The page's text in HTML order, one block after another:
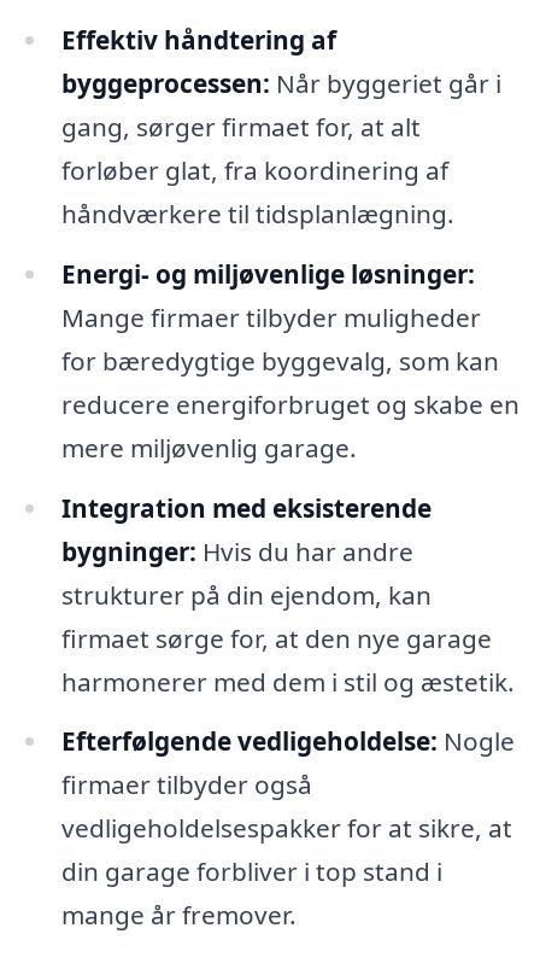
Effektiv håndtering af
byggeprocessen: Når byggeriet går i
gang, sørger firmaet for, at alt
forløber glat, fra koordinering af
håndværkere til tidsplanlægning.
Energi- og miljøvenlige løsninger:
Mange firmaer tilbyder muligheder
for bæredygtige byggevalg, som kan
reducere energiforbruget og skabe en
mere miljøvenlig garage.
Integration med eksisterende
bygninger: Hvis du har andre
strukturer på din ejendom, kan
firmaet sørge for, at den nye garage
harmonerer med dem i stil og æstetik.
Efterfølgende vedligeholdelse: Nogle
firmaer tilbyder også
vedligeholdelsespakker for at sikre, at
din garage forbliver i top stand i
mange år fremover.